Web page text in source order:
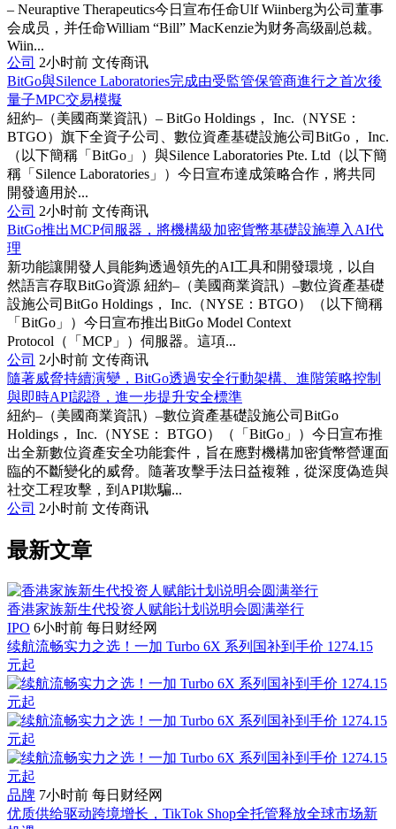
– Neuraptive Therapeutics今日宣布任命Ulf Wiinberg为公司董事
会成员，并任命William “Bill” MacKenzie为财务高级副总裁。
Wiin...
公司 2小时前 文传商讯
BitGo與Silence Laboratories完成由受監管保管商進行之首次後
量子MPC交易模擬
紐約–（美國商業資訊）– BitGo Holdings， Inc.（NYSE：
BTGO）旗下全資子公司、數位資產基礎設施公司BitGo， Inc.
（以下簡稱「BitGo」）與Silence Laboratories Pte. Ltd（以下簡
稱「Silence Laboratories」）今日宣布達成策略合作，將共同
開發適用於...
公司 2小时前 文传商讯
BitGo推出MCP伺服器，將機構級加密貨幣基礎設施導入AI代
理
新功能讓開發人員能夠透過領先的AI工具和開發環境，以自
然語言存取BitGo資源 紐約–（美國商業資訊）–數位資產基礎
設施公司BitGo Holdings， Inc.（NYSE：BTGO）（以下簡稱
「BitGo」）今日宣布推出BitGo Model Context
Protocol（「MCP」）伺服器。這項...
公司 2小时前 文传商讯
隨著威脅持續演變，BitGo透過安全行動架構、進階策略控制
與即時API認證，進一步提升安全標準
紐約–（美國商業資訊）–數位資產基礎設施公司BitGo
Holdings， Inc.（NYSE： BTGO）（「BitGo」）今日宣布推
出全新數位資產安全功能套件，旨在應對機構加密貨幣營運面
臨的不斷變化的威脅。隨著攻擊手法日益複雜，從深度偽造與
社交工程攻擊，到API欺騙...
公司 2小时前 文传商讯
最新文章
香港家族新生代投资人赋能计划说明会圆满举行
IPO 6小时前 每日财经网
续航流畅实力之选！一加 Turbo 6X 系列国补到手价 1274.15
元起
品牌 7小时前 每日财经网
优质供给驱动跨境增长，TikTok Shop全托管释放全球市场新